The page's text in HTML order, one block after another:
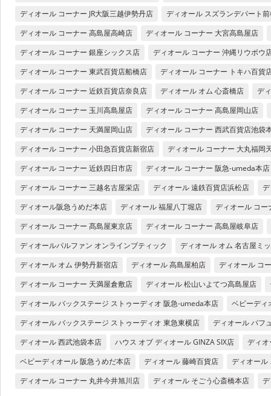
ディオール コーナー JR大阪三越伊勢丹店
ディオール スズランデパート
ディオール コーナー 高島屋高崎店
ディオール コーナー 大宮高島屋店
ディオール コーナー 銀座シックス店
ディオール コーナー 沖縄リウボウ
ディオール コーナー 東武百貨店船橋店
ディオール コーナー トキハ百貨
ディオール コーナー 近鉄百貨店奈良店
ディオール オム 心斎橋店
デ
ディオール コーナー 玉川高島屋店
ディオール コーナー 高島屋岡山店
ディオール コーナー 天満屋岡山店
ディオール コーナー 西武百貨店池袋
ディオール コーナー 小田急百貨店新宿店
ディオール コーナー 大丸福岡
ディオール コーナー 近鉄四日市店
ディオール コーナー 阪急-umeda本店
ディオール コーナー 三越名古屋栄店
ディオール 遠鉄百貨店浜松店
ディオール阪急うめだ本店
ディオール 福屋八丁堀店
ディオール コー
ディオール コーナー 髙島屋東京店
ディオール コーナー 高島屋岐阜店
ディオールパルファン オンラインブティック
ディオール オム 名古屋ミ
ディオール オム 伊勢丹新宿店
ディオール 高島屋柏店
ディオール コ
ディオール コーナー 天満屋倉敷店
ディオール 松山いよてつ高島屋店
ディオール バックステージ ストゥーディオ 阪急-umeda本店
ベビーディ
ディオール バックステージ ストゥーディオ 東急東横店
ディオール パフ
ディオール 西武池袋本店
ハウス オブ ディオール GINZA SIX店
ディ
ベビーディオール 阪急うめだ本店
ディオール 藤崎百貨店
ディオール
ディオール コーナー 丸井今井旭川店
ディオール そごう心斎橋本店